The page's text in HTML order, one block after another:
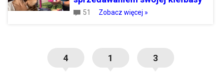
51 Zobacz więcej »
4 1 3